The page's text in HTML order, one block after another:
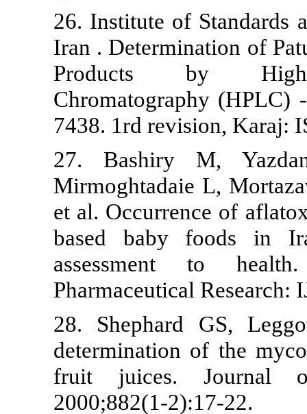
26. Institute of
Iran . Determination
Products by
Chromatography
7438. 1rd revision,
27. Bashiry M,
Mirmoghtadaie L,
et al. Occurrence of
based baby
assessment to
Pharmaceutical
28. Shephard GS,
determination of
fruit juices.
2000;882(1-